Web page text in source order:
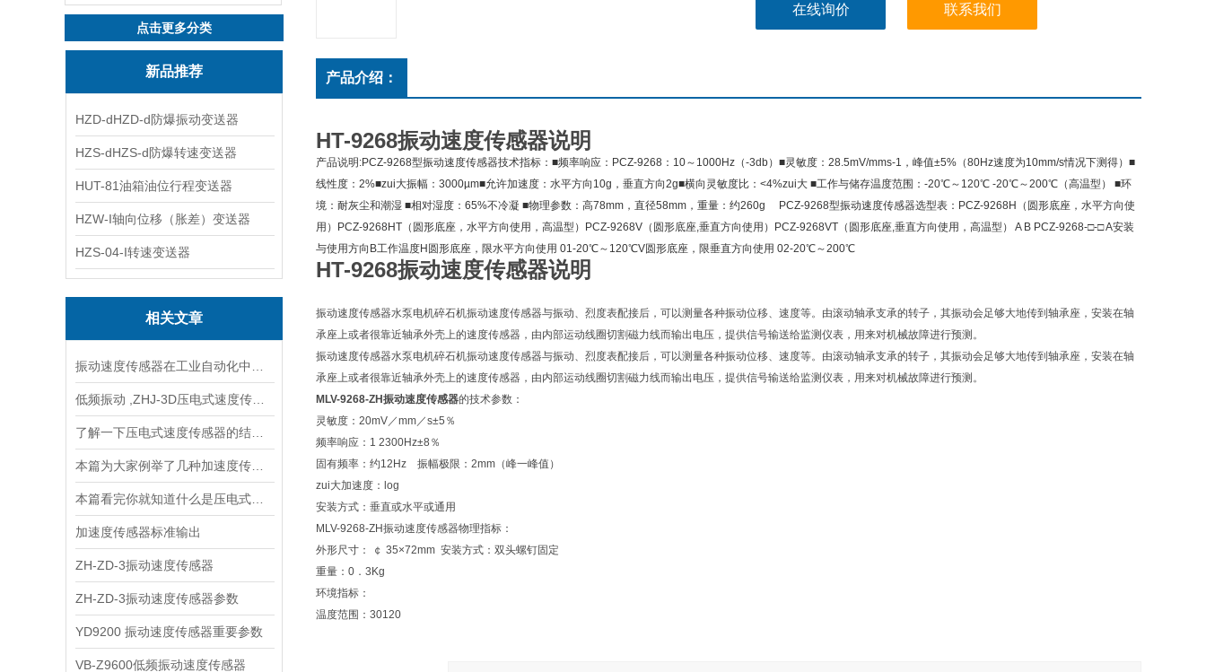
点击更多分类
新品推荐
HZD-dHZD-d防爆振动变送器
HZS-dHZS-d防爆转速变送器
HUT-81油箱油位行程变送器
HZW-I轴向位移（胀差）变送器
HZS-04-I转速变送器
相关文章
加速度传感器标准输出
ZH-ZD-3振动速度传感器
ZH-ZD-3振动速度传感器参数
YD9200 振动速度传感器重要参数
VB-Z9600低频振动速度传感器
在线询价 联系我们
产品介绍：
HT-9268振动速度传感器说明
产品说明:PCZ-9268型振动速度传感器技术指标：■频率响应：PCZ-9268：10～1000Hz（-3db）■灵敏度：28.5mV/mms-1，峰值±5%（80Hz速度为10mm/s情况下测得）■
线性度：2%■zui大振幅：3000µm■允许加速度：水平方向10g，垂直方向2g■横向灵敏度比：<4%zui大 ■工作与储存温度范围：-20℃～120℃ -20℃～200℃（高温型） ■环
境：耐灰尘和潮湿 ■相对湿度：65%不冷凝 ■物理参数：高78mm，直径58mm，重量：约260g PCZ-9268型振动速度传感器选型表：PCZ-9268H（圆形底座，水平方向使
用）PCZ-9268HT（圆形底座，水平方向使用，高温型）PCZ-9268V（圆形底座,垂直方向使用）PCZ-9268VT（圆形底座,垂直方向使用，高温型） A B PCZ-9268-□-□ A安装
与使用方向B工作温度H圆形底座，限水平方向使用 01-20℃～120℃V圆形底座，限垂直方向使用 02-20℃～200℃
HT-9268振动速度传感器说明
振动速度传感器水泵电机碎石机振动速度传感器与振动、烈度表配接后，可以测量各种振动位移、速度等。由滚动轴承支承的转子，其振动会足够大地传到轴承座，安装在轴
承座上或者很靠近轴承外壳上的速度传感器，由内部运动线圈切割磁力线而输出电压，提供信号输送给监测仪表，用来对机械故障进行预测。
振动速度传感器水泵电机碎石机振动速度传感器与振动、烈度表配接后，可以测量各种振动位移、速度等。由滚动轴承支承的转子，其振动会足够大地传到轴承座，安装在轴
承座上或者很靠近轴承外壳上的速度传感器，由内部运动线圈切割磁力线而输出电压，提供信号输送给监测仪表，用来对机械故障进行预测。
MLV-9268-ZH振动速度传感器的技术参数：
灵敏度：20mV／mm／s±5％
频率响应：1 2300Hz±8％
固有频率：约12Hz 振幅极限：2mm（峰一峰值）
zui大加速度：log
安装方式：垂直或水平或通用
MLV-9268-ZH振动速度传感器物理指标：
外形尺寸： ￠ 35×72mm 安装方式：双头螺钉固定
重量：0．3Kg
环境指标：
温度范围：30120